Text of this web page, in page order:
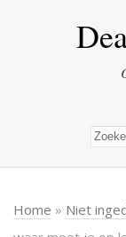
Home » Niet